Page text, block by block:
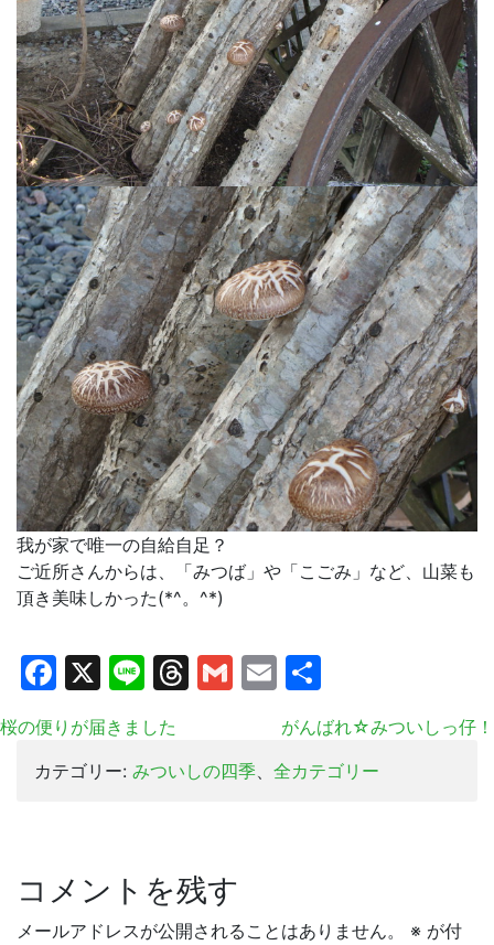
我が家で唯一の自給自足？
ご近所さんからは、「みつば」や「こごみ」など、山菜も
頂き美味しかった(*^。^*)
Facebook
X LineThreads
Gmail
Email
有
桜の便りが届きました
がんばれ☆みついしっ仔！
カテゴリー: みついしの四季、 全カテゴリー
コメントを残す
メールアドレスが公開されることはありません。 ※ が付